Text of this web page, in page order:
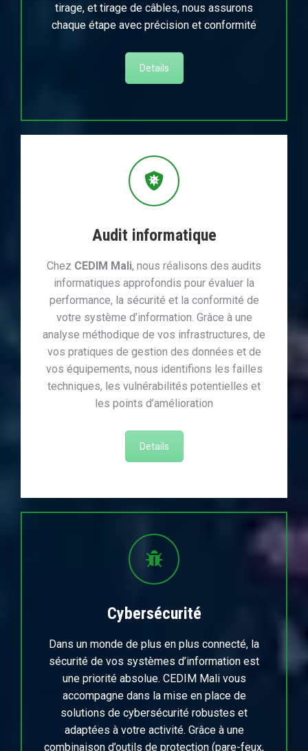
tirage, et tirage de câbles, nous assurons
chaque étape avec précision et conformité
Details
Audit informatique
Chez CEDIM Mali, nous réalisons des audits
informatiques approfondis pour évaluer la
performance, la sécurité et la conformité de
votre système d’information. Grâce à une
analyse méthodique de vos infrastructures, de
vos pratiques de gestion des données et de
vos équipements, nous identifions les failles
techniques, les vulnérabilités potentielles et
les points d’amélioration
Details
Cybersécurité
Dans un monde de plus en plus connecté, la
sécurité de vos systèmes d’information est
une priorité absolue. CEDIM Mali vous
accompagne dans la mise en place de
solutions de cybersécurité robustes et
adaptées à votre activité. Grâce à une
combinaison d’outils de protection (pare-feux,